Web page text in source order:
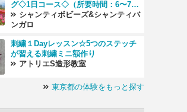
グ◇1日コース◇（所要時間：6〜7時
間）シャンティボビーズ&シャンティバ
ンガロ
刺繍１Dayレッスン☆5つのステッチ
が習える刺繍ミニ額作り
アトリエS造形教室
東京都の体験をもっと探す